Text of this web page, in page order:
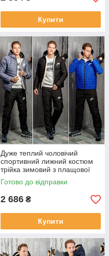
Купити
Дуже теплий чоловічий
спортивний лижний костюм
трійка зимовий з плащової
тканини на повністю на
овчині батал
Готово до відправки
2 686 ₴
Купити